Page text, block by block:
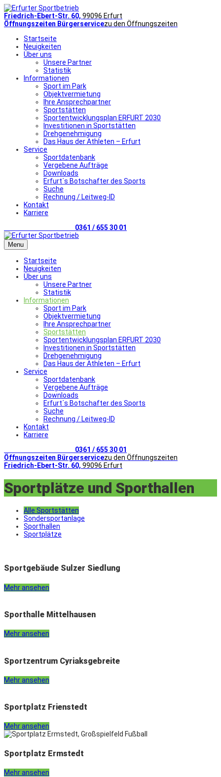
Friedrich-Ebert-Str. 60, 99096 Erfurt
Öffnungszeiten Bürgerservicezu den Öffnungszeiten
Startseite
Neuigkeiten
Über uns
Unsere Partner
Statistik
Informationen
Sport im Park
Objektvermietung
Ihre Ansprechpartner
Sportstätten
Sportentwicklungsplan ERFURT 2030
Investitionen in Sportstätten
Drehgenehmigung
Das Haus der Athleten – Erfurt
Service
Sportdatenbank
Vergebene Aufträge
Downloads
Erfurt´s Botschafter des Sports
Suche
Rechnung / Leitweg-ID
Kontakt
Karriere
0361 / 655 30 01
Menu
Startseite
Neuigkeiten
Über uns
Unsere Partner
Statistik
Informationen
Sport im Park
Objektvermietung
Ihre Ansprechpartner
Sportstätten
Sportentwicklungsplan ERFURT 2030
Investitionen in Sportstätten
Drehgenehmigung
Das Haus der Athleten – Erfurt
Service
Sportdatenbank
Vergebene Aufträge
Downloads
Erfurt´s Botschafter des Sports
Suche
Rechnung / Leitweg-ID
Kontakt
Karriere
0361 / 655 30 01
Öffnungszeiten Bürgerservicezu den Öffnungszeiten
Friedrich-Ebert-Str. 60, 99096 Erfurt
Sportplätze und Sporthallen
Alle Sportstätten
Sondersportanlage
Sporthallen
Sportplätze
Sportgebäude Sulzer Siedlung
Mehr ansehen
Sporthalle Mittelhausen
Mehr ansehen
Sportzentrum Cyriaksgebreite
Mehr ansehen
Sportplatz Frienstedt
Mehr ansehen
Sportplatz Ermstedt
Mehr ansehen